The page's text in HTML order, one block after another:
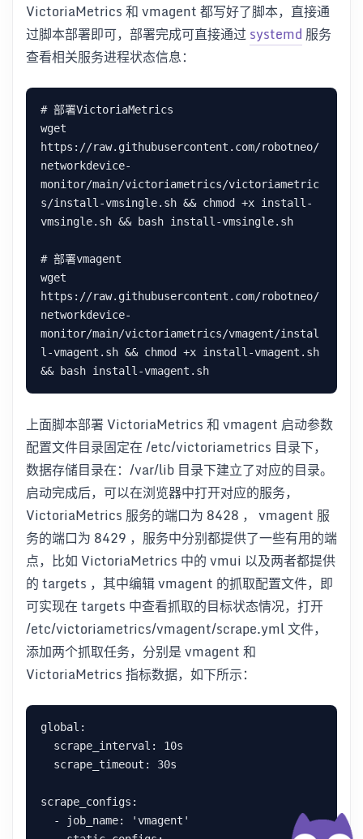
VictoriaMetrics 和 vmagent 都写好了脚本，直接通
过脚本部署即可，部署完成可直接通过systemd服务
查看相关服务进程状态信息：
# 部署VictoriaMetrics
wget
https://raw.githubusercontent.com/robotneo/
networkdevice-
monitor/main/victoriametrics/victoriametric
s/install-vmsingle.sh && chmod +x install-
vmsingle.sh && bash install-vmsingle.sh
# 部署vmagent
wget
https://raw.githubusercontent.com/robotneo/
networkdevice-
monitor/main/victoriametrics/vmagent/instal
l-vmagent.sh && chmod +x install-vmagent.sh
上面脚本部署 VictoriaMetrics 和 vmagent 启动参数
配置文件目录固定在 /etc/victoriametrics 目录下，
数据存储目录在：/var/lib 目录下建立了对应的目录。
启动完成后，可以在浏览器中打开对应的服务，
VictoriaMetrics 服务的端口为 8428 ， vmagent 服
务的端口为 8429 ，服务中分别都提供了一些有用的端
点，比如 VictoriaMetrics 中的 vmui 以及两者都提供
的 targets ，其中编辑 vmagent 的抓取配置文件，即
可实现在 targets 中查看抓取的目标状态情况，打开
/etc/victoriametrics/vmagent/scrape.yml 文件，
添加两个抓取任务，分别是 vmagent 和
VictoriaMetrics 指标数据，如下所示：
global:
scrape_configs: